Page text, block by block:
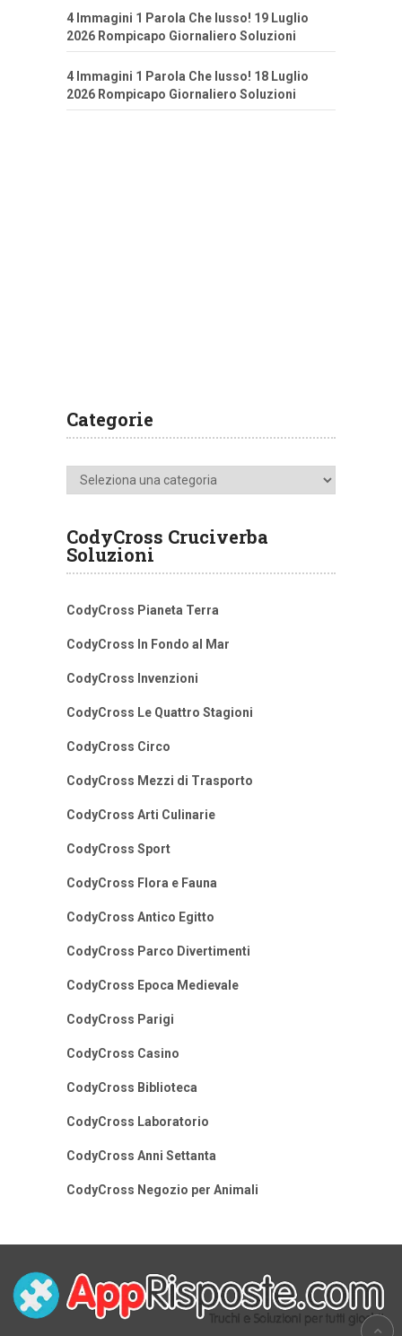
4 Immagini 1 Parola Che lusso! 19 Luglio
2026 Rompicapo Giornaliero Soluzioni
4 Immagini 1 Parola Che lusso! 18 Luglio
2026 Rompicapo Giornaliero Soluzioni
Categorie
Categorie
CodyCross Cruciverba
Soluzioni
CodyCross Pianeta Terra
CodyCross In Fondo al Mar
CodyCross Invenzioni
CodyCross Le Quattro Stagioni
CodyCross Circo
CodyCross Mezzi di Trasporto
CodyCross Arti Culinarie
CodyCross Sport
CodyCross Flora e Fauna
CodyCross Antico Egitto
CodyCross Parco Divertimenti
CodyCross Epoca Medievale
CodyCross Parigi
CodyCross Casino
CodyCross Biblioteca
CodyCross Laboratorio
CodyCross Anni Settanta
CodyCross Negozio per Animali